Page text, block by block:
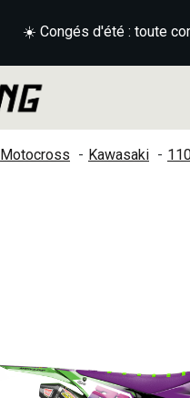
☀️ Congés d'été : toute
Motocross Kawasaki